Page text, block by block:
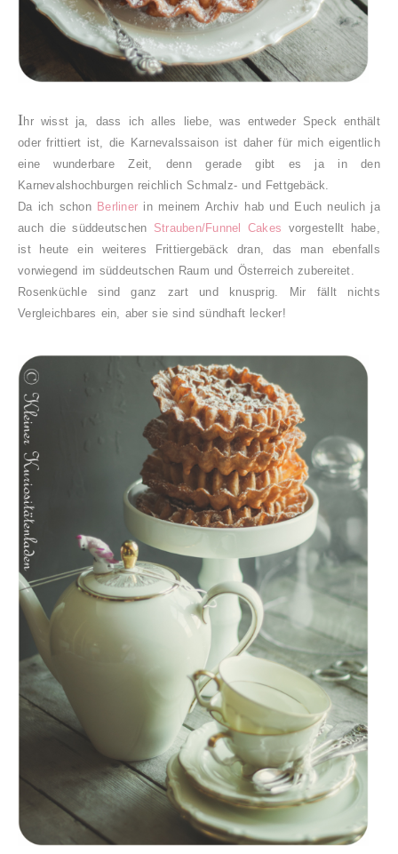
Ihr wisst ja, dass ich alles liebe, was entweder Speck enthält
oder frittiert ist, die Karnevalssaison ist daher für mich eigentlich
eine wunderbare Zeit, denn gerade gibt es ja in den
Karnevalshochburgen reichlich Schmalz- und Fettgebäck.
Da ich schon Berliner in meinem Archiv hab und Euch neulich ja
auch die süddeutschen Strauben/Funnel Cakes vorgestellt habe,
ist heute ein weiteres Frittiergebäck dran, das man ebenfalls
vorwiegend im süddeutschen Raum und Österreich zubereitet.
Rosenküchle sind ganz zart und knusprig. Mir fällt nichts
Vergleichbares ein, aber sie sind sündhaft lecker!